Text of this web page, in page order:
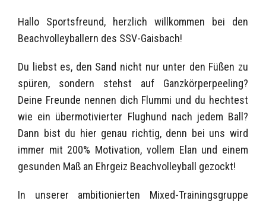
Hallo Sportsfreund, herzlich willkommen bei den
Beachvolleyballern des SSV-Gaisbach!
Du liebst es, den Sand nicht nur unter den Füßen zu
spüren, sondern stehst auf Ganzkörperpeeling?
Deine Freunde nennen dich Flummi und du hechtest
wie ein übermotivierter Flughund nach jedem Ball?
Dann bist du hier genau richtig, denn bei uns wird
immer mit 200% Motivation, vollem Elan und einem
gesunden Maß an Ehrgeiz Beachvolleyball gezockt!
In unserer ambitionierten Mixed-Trainingsgruppe